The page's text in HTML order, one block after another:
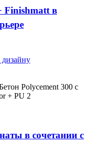
Finishmatt в
в сочетании с